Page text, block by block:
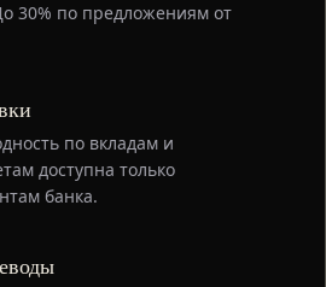
30% по предложениям от
по вкладам и
доступна только
банка.